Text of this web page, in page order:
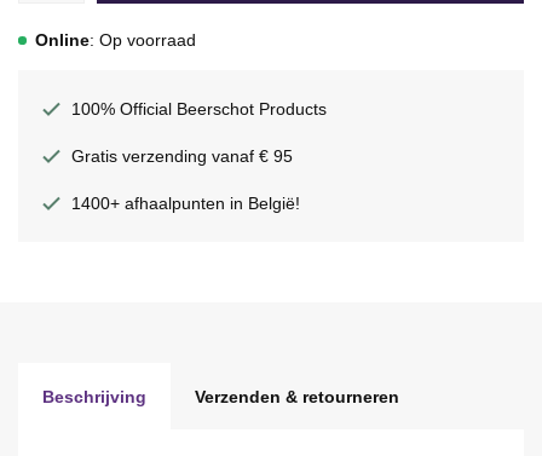
Online: Op voorraad
100% Official Beerschot Products
Gratis verzending vanaf € 95
1400+ afhaalpunten in België!
Beschrijving Verzenden & retourneren